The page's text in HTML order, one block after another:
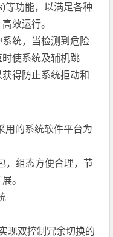
等功能，以满足各种
效运行。
统，当检测到危险
使系统及辅机跳
得防止系统拒动和
用的系统软件平台为
，组态方便合理，节
。
现双控制冗余切换的